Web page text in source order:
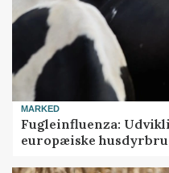
MARKED
Fugleinfluenza:
europæiske